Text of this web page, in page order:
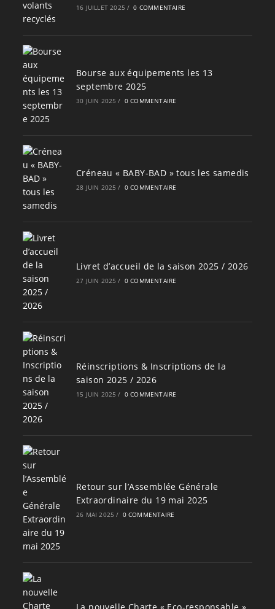
16 JUILLET 2025 / 0 COMMENTAIRE
Bourse aux équipements les 13
septembre 2025
30 JUIN 2025 / 0 COMMENTAIRE
Créneau « BABY-BAD » tous les samedis
28 JUIN 2025 / 0 COMMENTAIRE
Livret d’accueil de la saison 2025 / 2026
27 JUIN 2025 / 0 COMMENTAIRE
Réinscriptions & Inscriptions de la
saison 2025 / 2026
15 JUIN 2025 / 0 COMMENTAIRE
Retour sur l’Assemblée Générale
Extraordinaire du 19 mai 2025
26 MAI 2025 / 0 COMMENTAIRE